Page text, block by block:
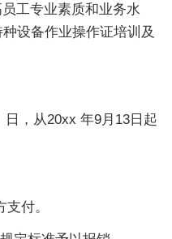
工专业素质和业务水
设备作业操作证培训及
，从20xx 年9月13日起
付。